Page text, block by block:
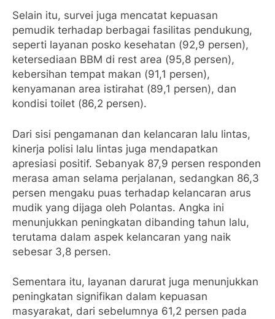
Selain itu, survei juga mencatat kepuasan
pemudik terhadap berbagai fasilitas pendukung,
seperti layanan posko kesehatan (92,9 persen),
ketersediaan BBM di rest area (95,8 persen),
kebersihan tempat makan (91,1 persen),
kenyamanan area istirahat (89,1 persen), dan
kondisi toilet (86,2 persen).
Dari sisi pengamanan dan kelancaran lalu lintas,
kinerja polisi lalu lintas juga mendapatkan
apresiasi positif. Sebanyak 87,9 persen responden
merasa aman selama perjalanan, sedangkan 86,3
persen mengaku puas terhadap kelancaran arus
mudik yang dijaga oleh Polantas. Angka ini
menunjukkan peningkatan dibanding tahun lalu,
terutama dalam aspek kelancaran yang naik
sebesar 3,8 persen.
Sementara itu, layanan darurat juga menunjukkan
peningkatan signifikan dalam kepuasan
masyarakat, dari sebelumnya 61,2 persen pada